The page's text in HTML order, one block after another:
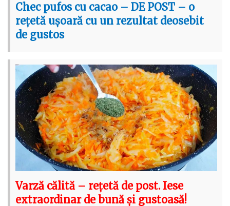
Chec pufos cu cacao – DE POST – o
rețetă ușoară cu un rezultat deosebit
de gustos
Varză călită – rețetă de post. Iese
extraordinar de bună și gustoasă!